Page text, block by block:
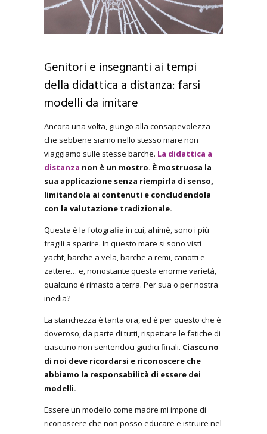
Genitori e insegnanti ai tempi
della didattica a distanza: farsi
modelli da imitare
Ancora una volta, giungo alla consapevolezza
che sebbene siamo nello stesso mare non
viaggiamo sulle stesse barche. La didattica a
distanza non è un mostro. È mostruosa la
sua applicazione senza riempirla di senso,
limitandola ai contenuti e concludendola
con la valutazione tradizionale.
Questa è la fotografia in cui, ahimè, sono i più
fragili a sparire. In questo mare si sono visti
yacht, barche a vela, barche a remi, canotti e
zattere… e, nonostante questa enorme varietà,
qualcuno è rimasto a terra. Per sua o per nostra
inedia?
La stanchezza è tanta ora, ed è per questo che è
doveroso, da parte di tutti, rispettare le fatiche di
ciascuno non sentendoci giudici finali. Ciascuno
di noi deve ricordarsi e riconoscere che
abbiamo la responsabilità di essere dei
modelli.
Essere un modello come madre mi impone di
riconoscere che non posso educare e istruire nel